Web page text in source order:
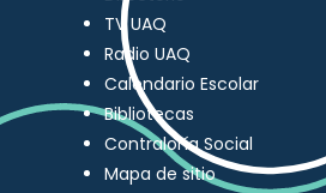
TV UAQ
Radio UAQ
Calendario Escolar
Bibliotecas
Contraloría Social
Mapa de sitio